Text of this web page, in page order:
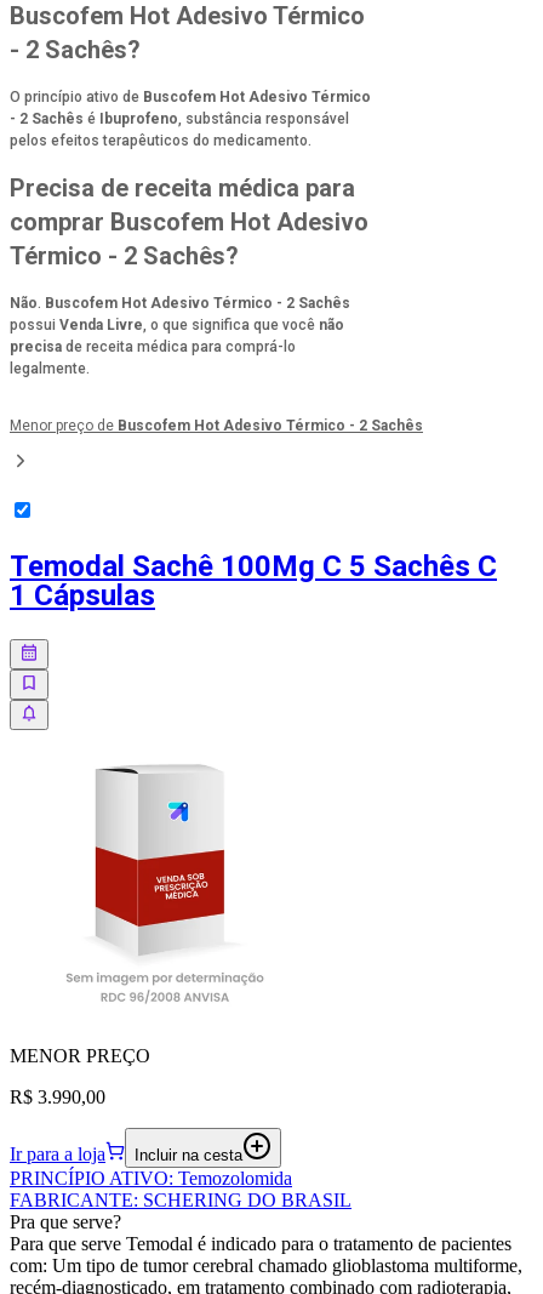
Buscofem Hot Adesivo Térmico
- 2 Sachês?
O princípio ativo de Buscofem Hot Adesivo Térmico
- 2 Sachês é Ibuprofeno, substância responsável
pelos efeitos terapêuticos do medicamento.
Precisa de receita médica para
comprar Buscofem Hot Adesivo
Térmico - 2 Sachês?
Não. Buscofem Hot Adesivo Térmico - 2 Sachês
possui Venda Livre, o que significa que você não
precisa de receita médica para comprá-lo
legalmente.
Menor preço de Buscofem Hot Adesivo Térmico - 2 Sachês
Temodal Sachê 100Mg C 5 Sachês C
1 Cápsulas
MENOR PREÇO
R$ 3.990,00
Ir para a loja Incluir na cesta
PRINCÍPIO ATIVO: Temozolomida
FABRICANTE: SCHERING DO BRASIL
Pra que serve?
Para que serve Temodal é indicado para o tratamento de pacientes
com: Um tipo de tumor cerebral chamado glioblastoma multiforme,
recém-diagnosticado, em tratamento combinado com radioterapia,